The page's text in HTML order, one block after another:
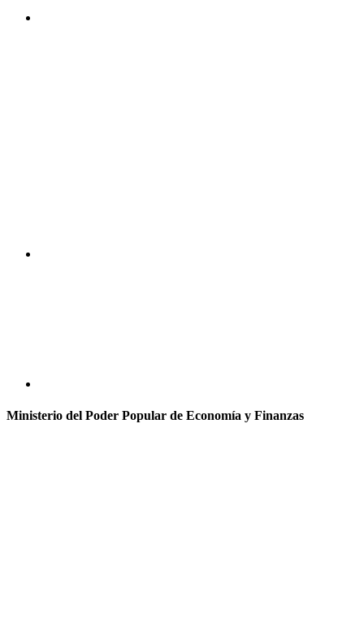
Ministerio del Poder Popular de Economía y Finanzas